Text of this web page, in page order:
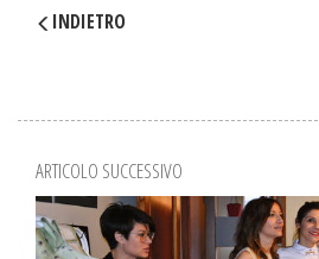
INDIETRO
ARTICOLO SUCCESSIVO